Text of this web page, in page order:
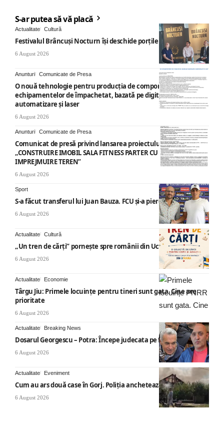
S-ar putea să vă placă
Actualitate Cultură
Festivalul Brâncuși Nocturn își deschide porțile la Târgu Jiu
6 August 2026
Anunturi Comunicate de Presa
O nouă tehnologie pentru producția de componente ale
echipamentelor de împachetat, bazată pe digitalizare,
automatizare și laser
6 August 2026
Anunturi Comunicate de Presa
Comunicat de presă privind lansarea proiectului cu titlul
„CONSTRUIRE IMOBIL SALA FITNESS PARTER CU SUPANTA SI
IMPREJMUIRE TEREN”
6 August 2026
Sport
S-a făcut transferul lui Juan Bauza. FCU și-a pierdut vedeta
6 August 2026
Actualitate Cultură
„Un tren de cărți” pornește spre românii din Ucraina
6 August 2026
Actualitate Economie
Târgu Jiu: Primele locuințe pentru tineri sunt gata. Cine are
prioritate
6 August 2026
Actualitate Breaking News
Dosarul Georgescu – Potra: Începe judecata pe fond
6 August 2026
Actualitate Eveniment
Cum au ars două case în Gorj. Poliția anchetează
6 August 2026